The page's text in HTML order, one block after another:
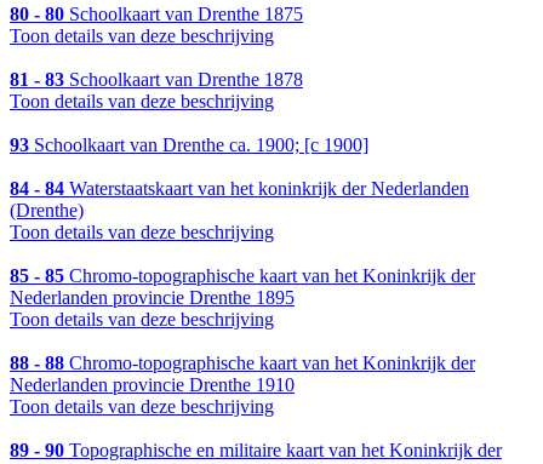
80 - 80 Schoolkaart van Drenthe 1875
Toon details van deze beschrijving
81 - 83 Schoolkaart van Drenthe 1878
Toon details van deze beschrijving
93 Schoolkaart van Drenthe ca. 1900; [c 1900]
84 - 84 Waterstaatskaart van het koninkrijk der Nederlanden
(Drenthe)
Toon details van deze beschrijving
85 - 85 Chromo-topographische kaart van het Koninkrijk der
Nederlanden provincie Drenthe 1895
Toon details van deze beschrijving
88 - 88 Chromo-topographische kaart van het Koninkrijk der
Nederlanden provincie Drenthe 1910
Toon details van deze beschrijving
89 - 90 Topographische en militaire kaart van het Koninkrijk der